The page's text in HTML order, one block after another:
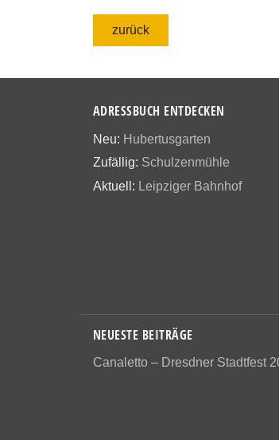
zurück
ADRESSBUCH ENTDECKEN
Neu: Hubertusgarten
Zufällig: Schulzenmühle
Aktuell: Leipziger Bahnhof
NEUESTE BEITRÄGE
Canaletto – Dresdner Stadtfest